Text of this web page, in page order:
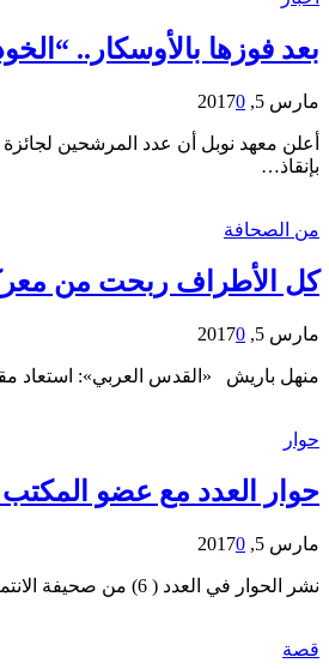
⁠⁠⁠بعد فوزها بالأوسكار..
مارس 5, 2017 0
بإنقاذ…
من الصحافة
كل الأطراف ربحت من
مارس 5, 2017 0
منهل باريش «القدس العربي»: استعاد
حوار
حوار العدد مع عضو
مارس 5, 2017 0
نشر الحوار في العدد ( 6) من صحيفة الانتماء – القامشلي (1- 3 – 2017) مصطفى الدروبي : مواليد 1957 تل حلف ـ رأس العين، إجازة في التخطيط الاقتصادي، من كلية…
قصة